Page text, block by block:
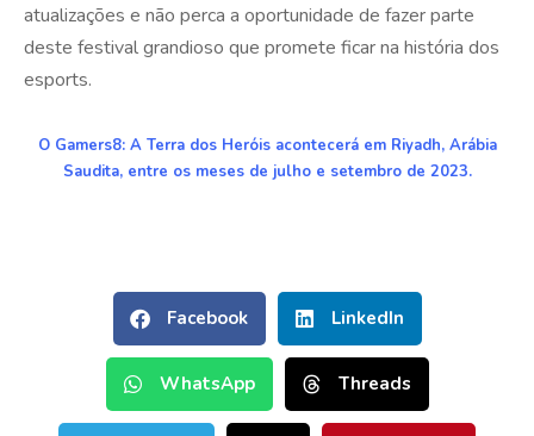
atualizações e não perca a oportunidade de fazer parte
deste festival grandioso que promete ficar na história dos
esports.
O Gamers8: A Terra dos Heróis acontecerá em Riyadh, Arábia
Saudita, entre os meses de julho e setembro de 2023.
Facebook LinkedIn
WhatsApp Threads